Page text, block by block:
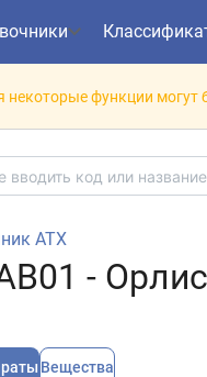
некоторые функции
АТХ
-
Вещества